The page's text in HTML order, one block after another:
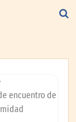
encuentro de